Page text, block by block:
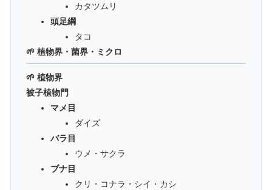
カタツムリ
頭足綱
タコ
🌱 植物界・菌界・ミクロ
🌱 植物界
被子植物門
マメ目
ダイズ
バラ目
ウメ・サクラ
ブナ目
クリ・コナラ・シイ・カシ